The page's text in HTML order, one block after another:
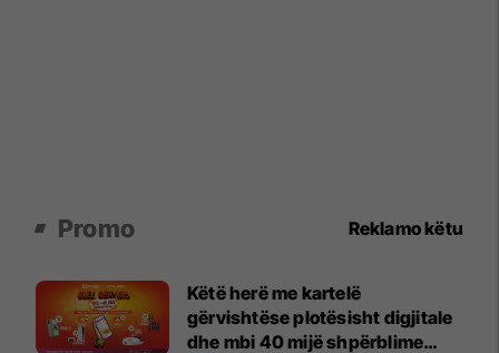
Promo Reklamo këtu
Këtë herë me kartelë
gërvishtëse plotësisht digjitale
dhe mbi 40 mijë shpërblime